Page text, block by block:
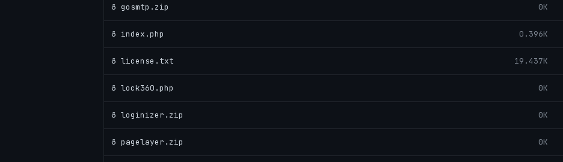
ð gosmtp.zip 0K
ð index.php 0.396K
ð license.txt 19.437K
ð lock360.php 0K
ð loginizer.zip 0K
ð pagelayer.zip 0K